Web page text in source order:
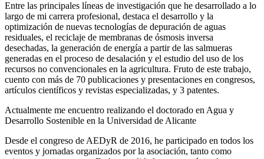
Entre las principales líneas de investigación que he desarrollado a lo
largo de mi carrera profesional, destaca el desarrollo y la
optimización de nuevas tecnologías de depuración de aguas
residuales, el reciclaje de membranas de ósmosis inversa
desechadas, la generación de energía a partir de las salmueras
generadas en el proceso de desalación y el estudio del uso de los
recursos no convencionales en la agricultura. Fruto de este trabajo,
cuento con más de 70 publicaciones y presentaciones en congresos,
artículos científicos y revistas especializadas, y 3 patentes.
Actualmente me encuentro realizando el doctorado en Agua y
Desarrollo Sostenible en la Universidad de Alicante
Desde el congreso de AEDyR de 2016, he participado en todos los
eventos y jornadas organizados por la asociación, tanto como